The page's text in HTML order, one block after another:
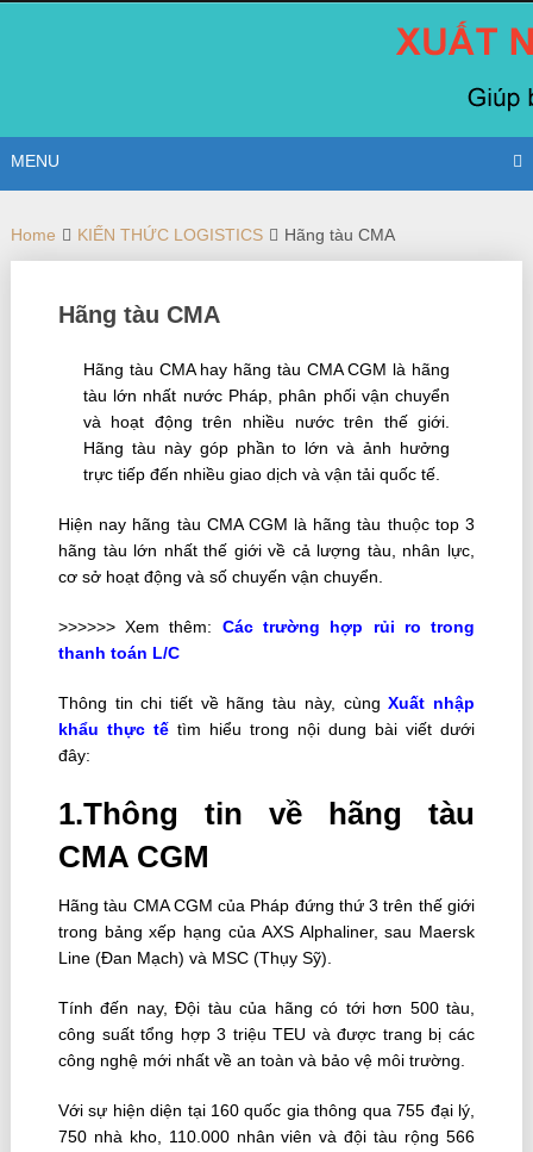
MENU
Home KIẾN THỨC LOGISTICS Hãng tàu CMA
Hãng tàu CMA
Hãng tàu CMA hay hãng tàu CMA CGM là hãng
tàu lớn nhất nước Pháp, phân phối vận chuyển
và hoạt động trên nhiều nước trên thế giới.
Hãng tàu này góp phần to lớn và ảnh hưởng
trực tiếp đến nhiều giao dịch và vận tải quốc tế.
Hiện nay hãng tàu CMA CGM là hãng tàu thuộc top 3
hãng tàu lớn nhất thế giới về cả lượng tàu, nhân lực,
cơ sở hoạt động và số chuyến vận chuyển.
>>>>>> Xem thêm:
Các trường hợp rủi ro trong
thanh toán L/C
Thông tin chi tiết về hãng tàu này, cùngXuất nhập
khẩu thực tếtìm hiểu trong nội dung bài viết dưới
đây:
1.Thông tin về hãng tàu
CMA CGM
Hãng tàu CMA CGM của Pháp đứng thứ 3 trên thế giới
trong bảng xếp hạng của AXS Alphaliner, sau Maersk
Line (Đan Mạch) và MSC (Thụy Sỹ).
Tính đến nay, Đội tàu của hãng có tới hơn 500 tàu,
công suất tổng hợp 3 triệu TEU và được trang bị các
công nghệ mới nhất về an toàn và bảo vệ môi trường.
Với sự hiện diện tại 160 quốc gia thông qua 755 đại lý,
750 nhà kho, 110.000 nhân viên và đội tàu rộng 566